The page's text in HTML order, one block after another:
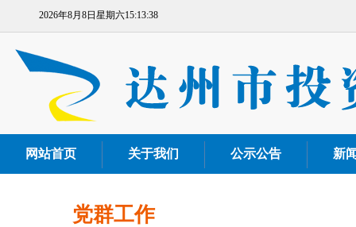
2026年8月8日星期六15:13:38
网站首页 关于我们 公示公告 新
党群工作